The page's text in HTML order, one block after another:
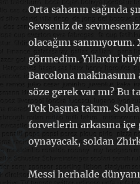
Orta sahanın sağında
Sevseniz de
olacağını
görmedim. Yıllardır
Barcelona makinasının
söze gerek var mı? Bu
Tek başına takım.
forvetlerin arkasına
oynayacak, soldan
Messi herhalde